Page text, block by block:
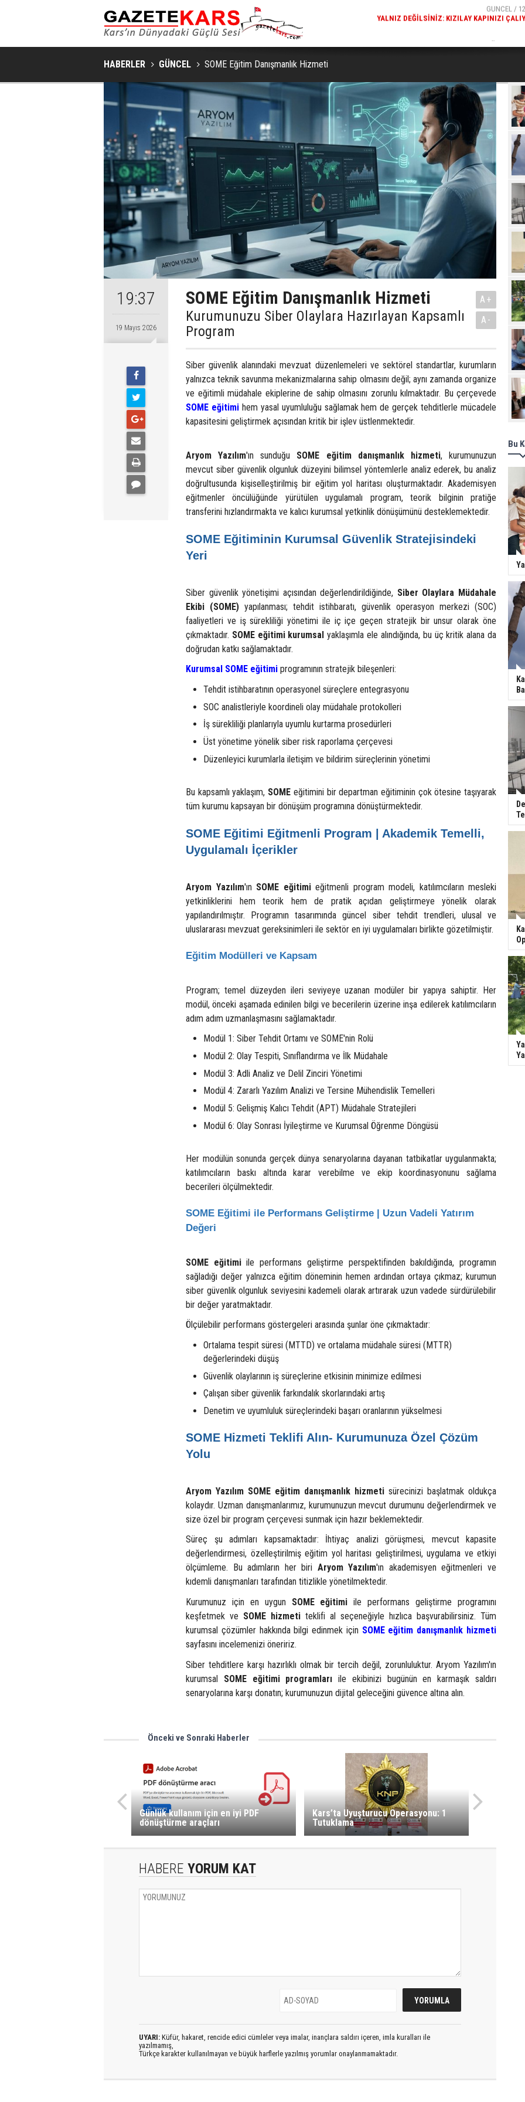
YALNIZ DEĞILSINIZ: KIZILAY KAPINIZI ÇALIYOR
GÜNCEL /
HABERLER GÜNCEL SOME Eğitim Danışmanlık Hizmeti
19:37
19 Mayıs 2026
SOME Eğitim Danışmanlık Hizmeti
Kurumunuzu Siber Olaylara Hazırlayan Kapsamlı
Program
A+
A-
Siber güvenlik alanındaki mevzuat düzenlemeleri ve sektörel standartlar, kurumların
yalnızca teknik savunma mekanizmalarına sahip olmasını değil; aynı zamanda organize
ve eğitimli müdahale ekiplerine de sahip olmasını zorunlu kılmaktadır. Bu çerçevede
SOME eğitimihem yasal uyumluluğu sağlamak hem de gerçek tehditlerle mücadele
kapasitesini geliştirmek açısından kritik bir işlev üstlenmektedir.
Aryom Yazılım'ın sunduğu SOME eğitim danışmanlık hizmeti, kurumunuzun
mevcut siber güvenlik olgunluk düzeyini bilimsel yöntemlerle analiz ederek, bu analiz
doğrultusunda kişiselleştirilmiş bir eğitim yol haritası oluşturmaktadır. Akademisyen
eğitmenler öncülüğünde yürütülen uygulamalı program, teorik bilginin pratiğe
transferini hızlandırmakta ve kalıcı kurumsal yetkinlik dönüşümünü desteklemektedir.
SOME Eğitiminin Kurumsal Güvenlik Stratejisindeki
Yeri
Siber güvenlik yönetişimi açısından değerlendirildiğinde, Siber Olaylara Müdahale
Ekibi (SOME) yapılanması; tehdit istihbaratı, güvenlik operasyon merkezi (SOC)
faaliyetleri ve iş sürekliliği yönetimi ile iç içe geçen stratejik bir unsur olarak öne
çıkmaktadır. SOME eğitimi kurumsal yaklaşımla ele alındığında, bu üç kritik alana da
doğrudan katkı sağlamaktadır.
Kurumsal SOME eğitimi programının stratejik bileşenleri:
Tehdit istihbaratının operasyonel süreçlere entegrasyonu
SOC analistleriyle koordineli olay müdahale protokolleri
İş sürekliliği planlarıyla uyumlu kurtarma prosedürleri
Üst yönetime yönelik siber risk raporlama çerçevesi
Düzenleyici kurumlarla iletişim ve bildirim süreçlerinin yönetimi
Bu kapsamlı yaklaşım, SOME eğitimini bir departman eğitiminin çok ötesine taşıyarak
tüm kurumu kapsayan bir dönüşüm programına dönüştürmektedir.
SOME Eğitimi Eğitmenli Program | Akademik Temelli,
Uygulamalı İçerikler
Aryom Yazılım'ın SOME eğitimieğitmenli program modeli, katılımcıların mesleki
yetkinliklerini hem teorik hem de pratik açıdan geliştirmeye yönelik olarak
yapılandırılmıştır. Programın tasarımında güncel siber tehdit trendleri, ulusal ve
uluslararası mevzuat gereksinimleri ile sektör en iyi uygulamaları birlikte gözetilmiştir.
Eğitim Modülleri ve Kapsam
Program; temel düzeyden ileri seviyeye uzanan modüler bir yapıya sahiptir. Her
modül, önceki aşamada edinilen bilgi ve becerilerin üzerine inşa edilerek katılımcıların
adım adım uzmanlaşmasını sağlamaktadır.
Modül 1: Siber Tehdit Ortamı ve SOME'nin Rolü
Modül 2: Olay Tespiti, Sınıflandırma ve İlk Müdahale
Modül 3: Adli Analiz ve Delil Zinciri Yönetimi
Modül 4: Zararlı Yazılım Analizi ve Tersine Mühendislik Temelleri
Modül 5: Gelişmiş Kalıcı Tehdit (APT) Müdahale Stratejileri
Modül 6: Olay Sonrası İyileştirme ve Kurumsal Öğrenme Döngüsü
Her modülün sonunda gerçek dünya senaryolarına dayanan tatbikatlar uygulanmakta;
katılımcıların baskı altında karar verebilme ve ekip koordinasyonunu sağlama
becerileri ölçülmektedir.
SOME Eğitimi ile Performans Geliştirme | Uzun Vadeli Yatırım
Değeri
SOME eğitimiile performans geliştirme perspektifinden bakıldığında, programın
sağladığı değer yalnızca eğitim döneminin hemen ardından ortaya çıkmaz; kurumun
siber güvenlik olgunluk seviyesini kademeli olarak artırarak uzun vadede sürdürülebilir
bir değer yaratmaktadır.
Ölçülebilir performans göstergeleri arasında şunlar öne çıkmaktadır:
Ortalama tespit süresi (MTTD) ve ortalama müdahale süresi (MTTR)
değerlerindeki düşüş
Güvenlik olaylarının iş süreçlerine etkisinin minimize edilmesi
Çalışan siber güvenlik farkındalık skorlarındaki artış
Denetim ve uyumluluk süreçlerindeki başarı oranlarının yükselmesi
SOME Hizmeti Teklifi Alın- Kurumunuza Özel Çözüm
Yolu
Aryom Yazılım SOME eğitim danışmanlık hizmeti sürecinizi başlatmak oldukça
kolaydır. Uzman danışmanlarımız, kurumunuzun mevcut durumunu değerlendirmek ve
size özel bir program çerçevesi sunmak için hazır beklemektedir.
Süreç şu adımları kapsamaktadır: İhtiyaç analizi görüşmesi, mevcut kapasite
değerlendirmesi, özelleştirilmiş eğitim yol haritası geliştirilmesi, uygulama ve etkiyi
ölçümleme. Bu adımların her biri Aryom Yazılım'ın akademisyen eğitmenleri ve
kıdemli danışmanları tarafından titizlikle yönetilmektedir.
Kurumunuz için en uygun SOME eğitimi ile performans geliştirme programını
keşfetmek ve SOME hizmeti teklifi al seçeneğiyle hızlıca başvurabilirsiniz. Tüm
kurumsal çözümler hakkında bilgi edinmek için SOME eğitim danışmanlık hizmeti
sayfasını incelemenizi öneririz.
Siber tehditlere karşı hazırlıklı olmak bir tercih değil, zorunluluktur. Aryom Yazılım'ın
kurumsal SOME eğitimi programları ile ekibinizi bugünün en karmaşık saldırı
senaryolarına karşı donatın; kurumunuzun dijital geleceğini güvence altına alın.
Önceki ve Sonraki Haberler
Günlük kullanım için en iyi PDF
dönüştürme araçları
Kars’ta Uyuşturucu Operasyonu: 1
Tutuklama
HABERE YORUM KAT
UYARI: Küfür, hakaret, rencide edici cümleler veya imalar, inançlara saldırı içeren, imla kuralları ile
yazılmamış,
Türkçe karakter kullanılmayan ve büyük harflerle yazılmış yorumlar onaylanmamaktadır.
Bu